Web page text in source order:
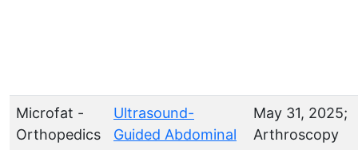
Microfat -
Orthopedics
Ultrasound-
Guided Abdominal
Lipoaspiration for
May 31, 2025;
Arthroscopy
Techniques;